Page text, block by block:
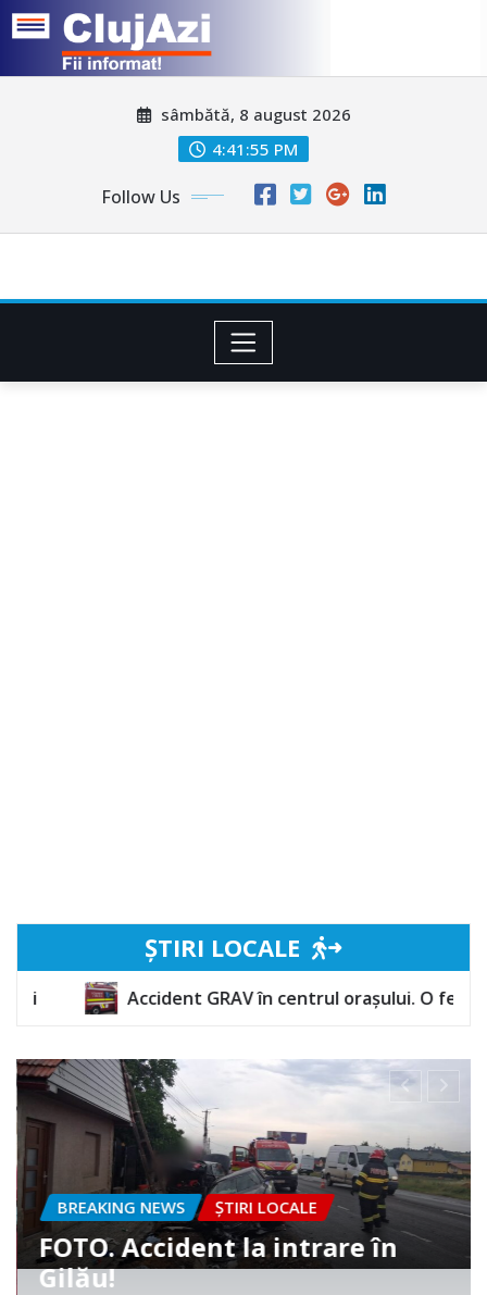
sâmbătă, 8 august 2026
4:41:57 PM
Follow Us
ȘTIRI LOCALE
în centrul orașului. O femeie a rămas încarcerată
BREAKING NEWS ȘTIRI LOCALE
Cum a murit băiețelul din
Vultureni? Era cu tatăl în
cimitir